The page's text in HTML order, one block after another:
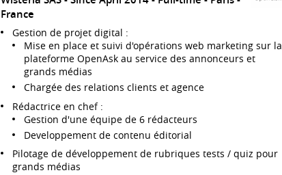
France
Gestion de projet digital :
Mise en place et suivi d'opérations web marketing sur la
plateforme OpenAsk au service des annonceurs et
grands médias
Chargée des relations clients et agence
Rédactrice en chef :
Gestion d'une équipe de 6 rédacteurs
Developpement de contenu éditorial
Pilotage de développement de rubriques tests / quiz pour
grands médias